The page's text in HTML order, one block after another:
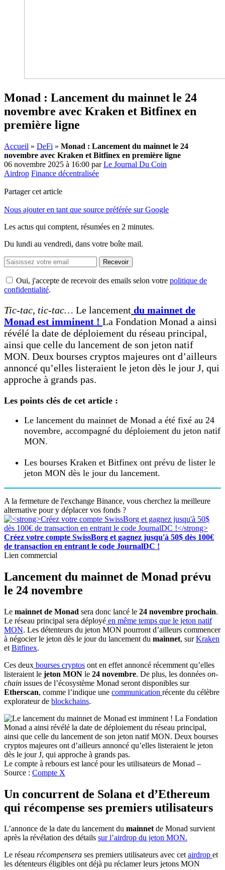
Monad : Lancement du mainnet le 24
novembre avec Kraken et Bitfinex en
première ligne
Accueil » DeFi » Monad : Lancement du mainnet le 24
novembre avec Kraken et Bitfinex en première ligne
06 novembre 2025 à 16:00 parLe Journal Du Coin
Airdrop Finance décentralisée
Partager cet article
Nous ajouter en tant que source préférée sur Google
Les actus qui comptent, résumées en 2 minutes.
Du lundi au vendredi, dans votre boîte mail.
Recevoir
Oui, j'accepte de recevoir des emails selon votre politique de
confidentialité.
Tic-tac, tic-tac… Le lancement du mainnet de
Monad est imminent ! La Fondation Monad a ainsi
révélé la date de déploiement du réseau principal,
ainsi que celle du lancement de son jeton natif
MON. Deux bourses cryptos majeures ont d’ailleurs
annoncé qu’elles listeraient le jeton dès le jour J, qui
approche à grands pas.
Les points clés de cet article :
Le lancement du mainnet de Monad a été fixé au 24
novembre, accompagné du déploiement du jeton natif
MON.
Les bourses Kraken et Bitfinex ont prévu de lister le
jeton MON dès le jour du lancement.
A la fermeture de l'exchange Binance, vous cherchez la meilleure
alternative pour y déplacer vos fonds ?
Créez votre compte SwissBorg et gagnez jusqu'à 50$ dès 100€
de transaction en entrant le code JournalDC !
Lien commercial
Lancement du mainnet de Monad prévu
le 24 novembre
Le mainnet de Monad sera donc lancé le 24 novembre prochain.
Le réseau principal sera déployé en même temps que le jeton natif
MON. Les détenteurs du jeton MON pourront d’ailleurs commencer
à négocier le jeton dès le jour du lancement du mainnet, surKraken
et Bitfinex.
Ces deux bourses cryptos ont en effet annoncé récemment qu’elles
listeraient le jeton MON le 24 novembre. De plus, les données on-
chain issues de l’écosystème Monad seront disponibles sur
Etherscan, comme l’indique une communication récente du célèbre
explorateur de blockchains.
Le compte à rebours est lancé pour les utilisateurs de Monad –
Source : Compte X
Un concurrent de Solana et d’Ethereum
qui récompense ses premiers utilisateurs
L’annonce de la date du lancement du mainnetde Monad survient
après la révélation des détails sur l’airdrop du jeton MON.
Le réseau récompensera ses premiers utilisateurs avec cetairdrop et
les détenteurs éligibles ont déjà pu réclamer leurs jetons MON